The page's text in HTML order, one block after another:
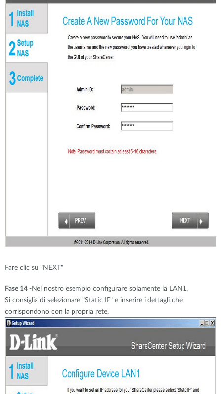
Fare clic su "NEXT"
Fase 14 -Nel nostro esempio configurare solamente la LAN1.
Si consiglia di selezionare "Static IP" e inserire i dettagli che
corrispondono con la propria rete.